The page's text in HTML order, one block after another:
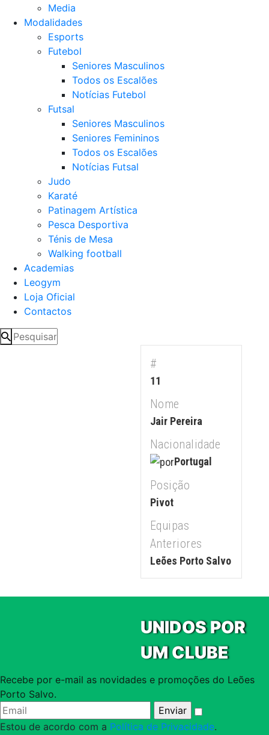
Media
Modalidades
Esports
Futebol
Seniores Masculinos
Todos os Escalões
Notícias Futebol
Futsal
Seniores Masculinos
Seniores Femininos
Todos os Escalões
Notícias Futsal
Judo
Karaté
Patinagem Artística
Pesca Desportiva
Ténis de Mesa
Walking football
Academias
Leogym
Loja Oficial
Contactos
#
11
Nome
Jair Pereira
Nacionalidade
Portugal
Posição
Pivot
Equipas
Anteriores
Leões Porto Salvo
UNIDOS POR
UM CLUBE
Recebe por e-mail as novidades e promoções do Leões
Porto Salvo.
Estou de acordo com a Política de Privacidade.